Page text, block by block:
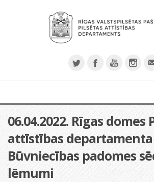
06.04.2022. Rīgas domes
attīstības departamenta
Būvniecības padomes
lēmumi